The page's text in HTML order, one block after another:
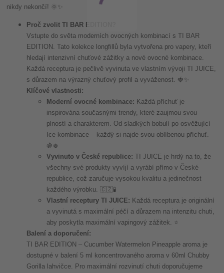
nikdy nekončí! 🌞✨
Proč zvolit TI BAR EDITION?
Vstupte do světa moderních ovocných kombinací s TI BAR
EDITION. Tato kolekce longfillů byla vytvořena pro vapery, kteří
hledají intenzivní chuťové zážitky a nové ovocné kombinace.
Každá receptura je pečlivě vyvinuta ve vlastním vývoji TI JUICE,
s důrazem na výrazný chuťový profil a vyváženost. 🍓✨
Klíčové vlastnosti:
Moderní ovocné kombinace: Každá příchuť je
inspirována současnými trendy, které zaujmou svou
plností a charakterem. Od sladkých bobulí po osvěžující
Ice kombinace – každý si najde svou oblíbenou příchuť.
🍇❄️
Vyvinuto v České republice: TI JUICE je hrdý na to, že
všechny své produkty vyvíjí a vyrábí přímo v České
republice, což zaručuje vysokou kvalitu a jedinečnost
každého výrobku. 🇨🇿🧪
Vlastní receptury TI JUICE: Každá receptura je originální
a vyvinutá s maximální péčí a důrazem na intenzitu chuti,
aby poskytla maximální vapingový zážitek. ⭐
Balení a doporučení:
TI BAR EDITION – Cucumber Watermelon Pineapple aroma je
dostupné v balení 5 ml koncentrovaného aroma v 60ml Chubby
Gorilla lahvičce. Pro maximální rozvinutí chuti doporučujeme